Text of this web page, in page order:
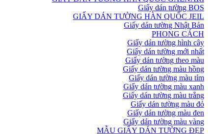
Giấy dán tường BOS
GIẤY DÁN TƯỜNG HÀN QUỐC JEIL
Giấy dán tường Nhật Bản
PHONG CÁCH
Giấy dán tường hình cây
Giấy dán tường mới nhất
Giấy dán tường theo màu
Giấy dán tường màu hồng
Giấy dán tường màu tím
Giấy dán tường màu xanh
Giấy dán tường màu trắng
Giấy dán tường màu đỏ
Giấy dán tường màu đen
Giấy dán tường màu vàng
MẪU GIẤY DÁN TƯỜNG ĐẸP